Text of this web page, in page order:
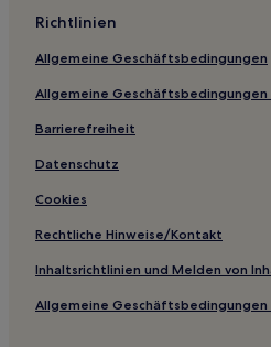
Saint-Émilion Hotels
Hotels nahe Porte de Bourgogne
Laroque Hotels
Montazeau Hotels
Hotels nahe
Cérons Hotels
Cézac Hotels
Hotels nahe Bahnhof Podensac
Escoussans Hotels
Richtlinien
Allgemeine Geschäftsbedingungen
Allgemeine Geschäftsbedingungen
Barrierefreiheit
Datenschutz
Cookies
Rechtliche Hinweise/Kontakt
Inhaltsrichtlinien und Melden von
Allgemeine Geschäftsbedingungen